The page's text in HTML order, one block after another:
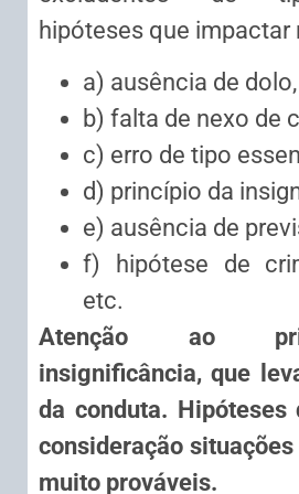
hipóteses que impactar
a) ausência de dolo,
b) falta de nexo de
c) erro de tipo
d) princípio da
e) ausência de
f) hipótese de
etc.
Atenção ao
insignificância, que
da conduta. Hipóteses
consideração
muito prováveis.